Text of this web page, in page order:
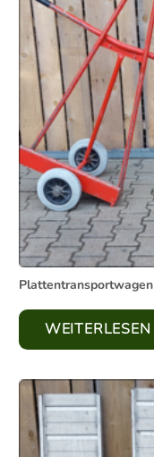
Plattentransportwagen
WEITERLESEN